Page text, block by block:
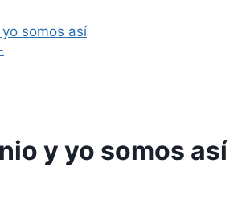
y yo somos así